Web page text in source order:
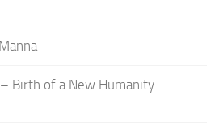
Birth of a New Humanity